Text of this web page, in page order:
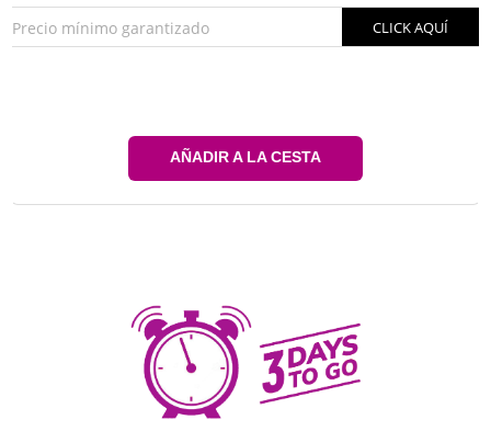
Precio mínimo garantizado CLICK AQUÍ
AÑADIR A LA CESTA